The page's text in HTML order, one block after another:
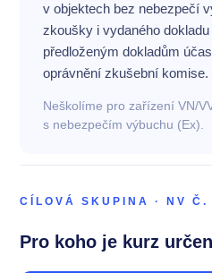
v objektech bez nebezpečí
zkoušky i vydaného
předloženým dokladům
oprávnění zkušební komise.
Neškolíme pro zařízení VN/
s nebezpečím výbuchu (Ex).
CÍLOVÁ SKUPINA · NV
Pro koho je kurz určen